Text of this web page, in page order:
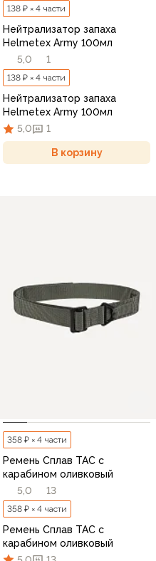
138 ₽ × 4 части
Нейтрализатор запаха
Helmetex Army 100мл
5,0
1
138 ₽ × 4 части
Нейтрализатор запаха
Helmetex Army 100мл
5,0
1
В корзину
358 ₽ × 4 части
Ремень Сплав TAC с
карабином оливковый
5,0
13
358 ₽ × 4 части
Ремень Сплав TAC с
карабином оливковый